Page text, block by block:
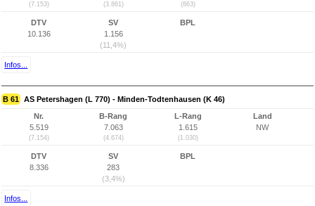
(7.153) (3.861) (863)
DTV
10.136
SV
1.156
(11,4%)
BPL
Infos...
B 61 AS Petershagen (L 770) - Minden-Todtenhausen (K 46)
Nr.
5.519
(7.154)
B-Rang
7.063
(4.674)
L-Rang
1.615
(1.030)
Land
NW
DTV
8.336
SV
283
(3,4%)
BPL
Infos...